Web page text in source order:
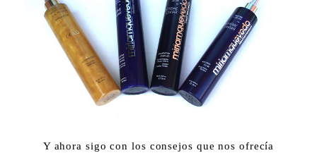
Y ahora sigo con los consejos que nos ofrecía